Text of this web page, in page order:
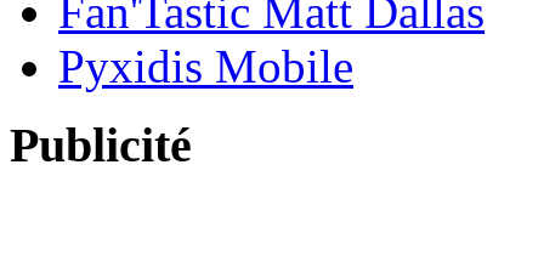
Fan'Tastic Matt Dallas
Pyxidis Mobile
Publicité